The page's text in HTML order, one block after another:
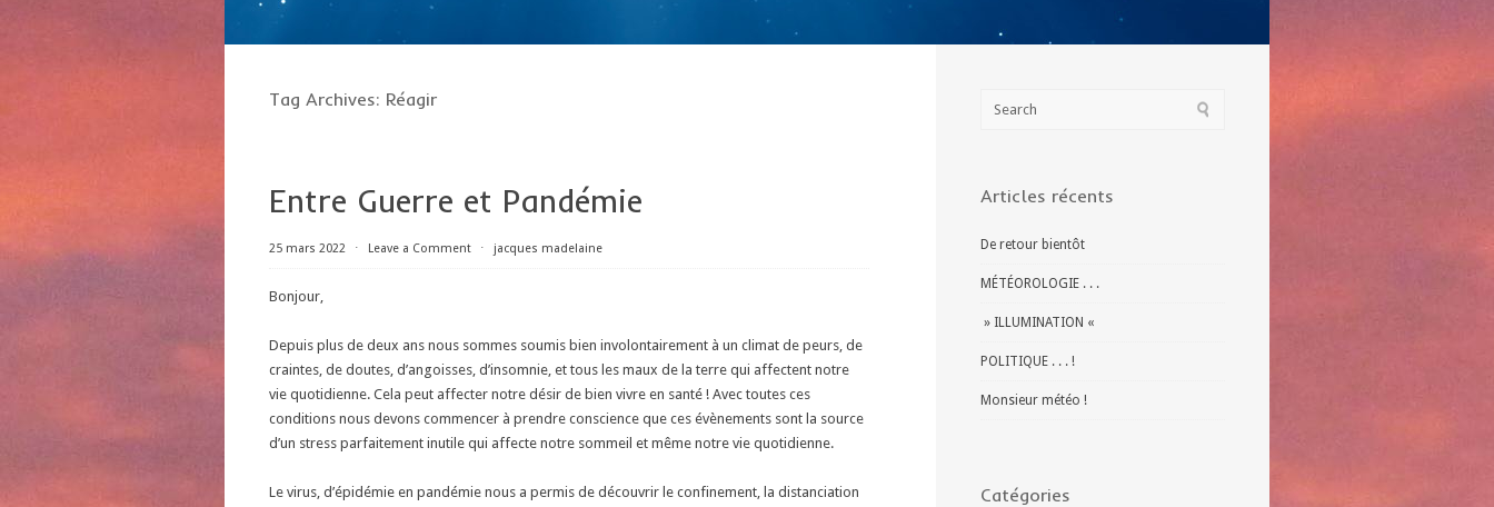
Tag Archives: Réagir
Entre Guerre et Pandémie
25 mars 2022 ⋅ Leave a Comment ⋅ jacques madelaine
Bonjour,
Depuis plus de deux ans nous sommes soumis bien involontairement à un climat de peurs, de
craintes, de doutes, d’angoisses, d’insomnie, et tous les maux de la terre qui affectent notre
vie quotidienne. Cela peut affecter notre désir de bien vivre en santé ! Avec toutes ces
conditions nous devons commencer à prendre conscience que ces évènements sont la source
d’un stress parfaitement inutile qui affecte notre sommeil et même notre vie quotidienne.
Le virus, d’épidémie en pandémie nous a permis de découvrir le confinement, la distanciation
Articles récents
De retour bientôt
MÉTÉOROLOGIE . . .
» ILLUMINATION «
POLITIQUE . . . !
Monsieur météo !
Catégories